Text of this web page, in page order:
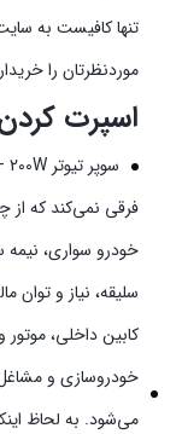
تنها کافیست به
موردنظرتان را
اسپرت
سوپر تیوتر MAX BEAT – 2110 – 200W
فرقی نمی‌کند که از
خودرو سواری،
سلیقه، نیاز و توان
کابین داخلی،
خودروسازی و
می‌شود. به لحاظ